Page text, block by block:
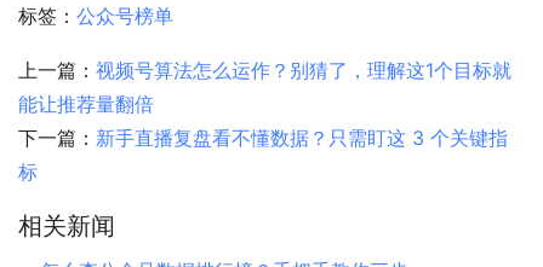
标签： 公众号榜单
上一篇： 视频号算法怎么运作？别猜了，理解这1个目标就
能让推荐量翻倍
下一篇： 新手直播复盘看不懂数据？只需盯这 3 个关键指
标
相关新闻